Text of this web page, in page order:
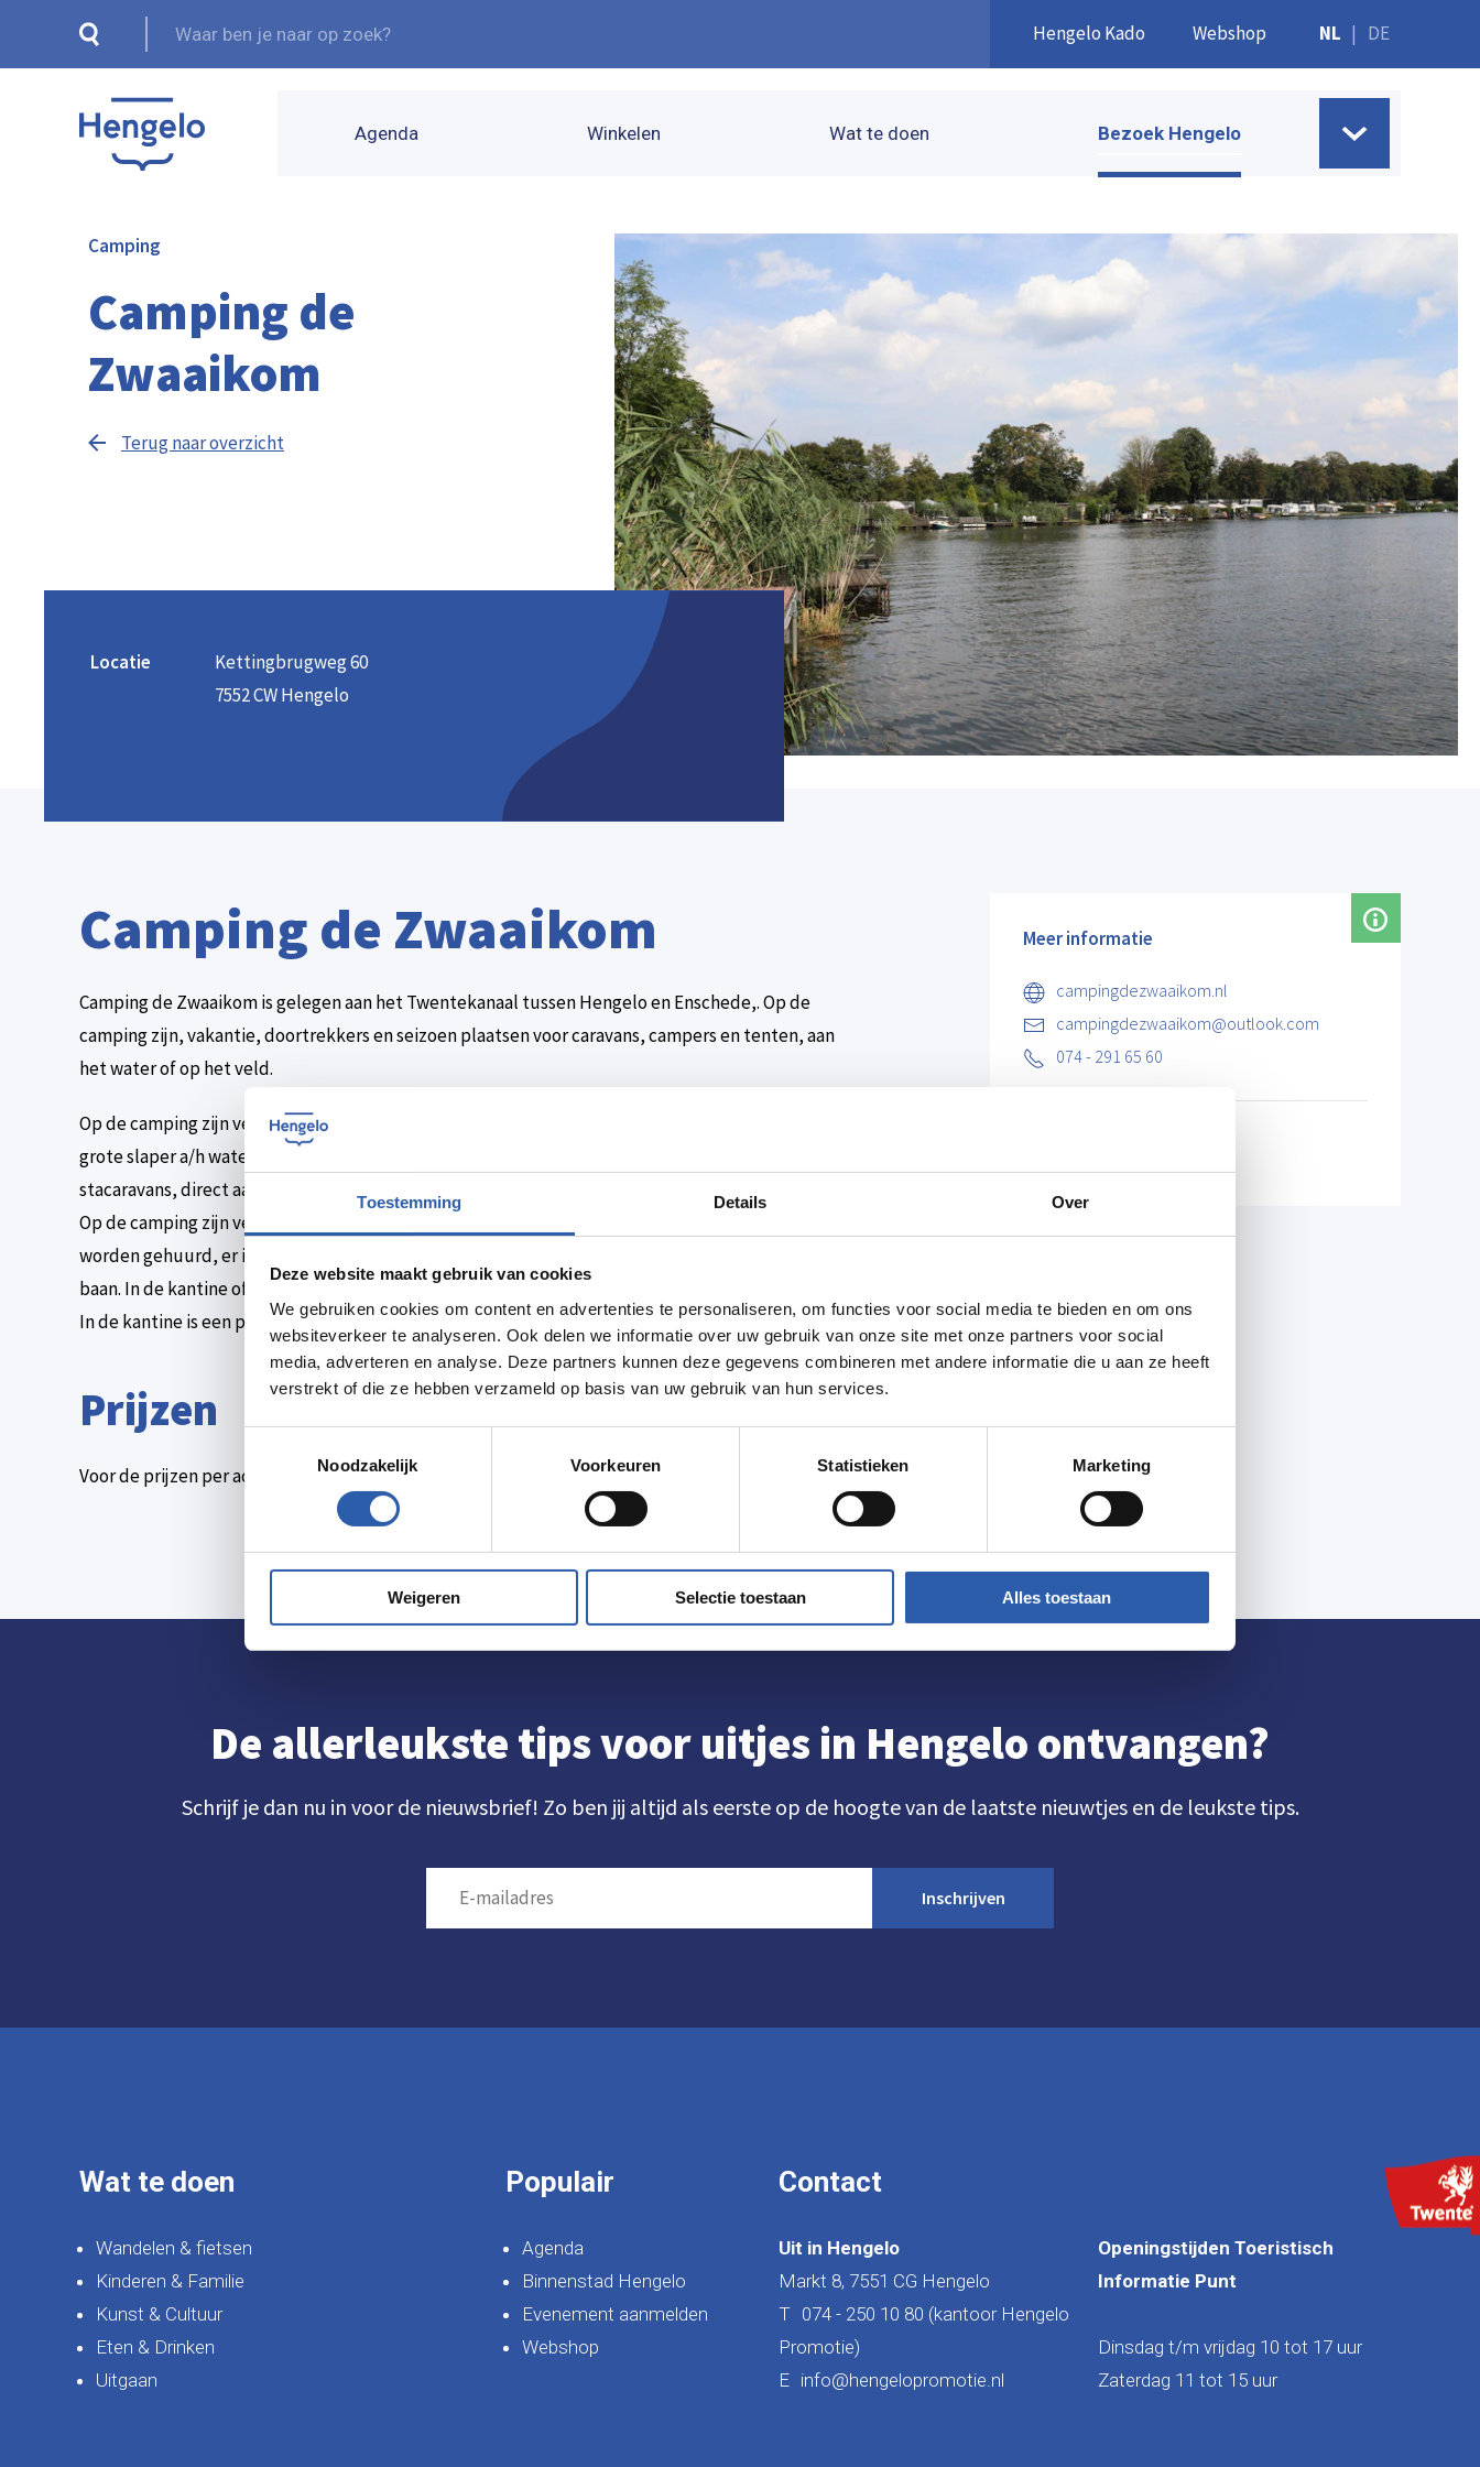
Toestemming Details Over
Deze website maakt gebruik van cookies
We gebruiken cookies om content en advertenties te personaliseren, om functies voor social media te bieden en om ons
websiteverkeer te analyseren. Ook delen we informatie over uw gebruik van onze site met onze partners voor social
media, adverteren en analyse. Deze partners kunnen deze gegevens combineren met andere informatie die u aan ze heeft
verstrekt of die ze hebben verzameld op basis van uw gebruik van hun services.
Noodzakelijk
Voorkeuren Statistieken Marketing
Weigeren Selectie toestaan Alles toestaan
Hengelo Kado Webshop NL | DE
Agenda Winkelen Wat te doen Bezoek Hengelo
Camping
Camping de
Zwaaikom
Terug naar overzicht
Locatie
Kettingbrugweg 60
7552 CW Hengelo
Camping de Zwaaikom
Camping de Zwaaikom is gelegen aan het Twentekanaal tussen Hengelo en Enschede,. Op de
camping zijn, vakantie, doortrekkers en seizoen plaatsen voor caravans, campers en tenten, aan
het water of op het veld.
Op de camping zijn verschillende verhuur accommodaties, trekkershutten, blokhut a/h water,
grote slaper a/h water, slapertjes en keetie. Op de camping zijn ook vaste staplaatsen voor
stacaravans, direct aan het water of op het veld. In/op het Twentekanaal kan men vissen en varen.
Op de camping zijn verschillende dingen te doen, er kan een Elektro Fluisterbootje of Waterfiets
worden gehuurd, er is een zwembad, speeltuin, volleybalveld, trapveldje en een jeu de boules
baan. In de kantine of op het terras kunt u terecht voor een drankje, een ijsje of een kleine snack.
In de kantine is een pooltafel, tafeltennistafel en een kleur en speelhoek.
Prijzen
Voor de prijzen per accommodatie kijk je op de website.
Meer informatie
campingdezwaaikom.nl
campingdezwaaikom@outlook.com
074 - 291 65 60
De allerleukste tips voor uitjes in Hengelo ontvangen?
Schrijf je dan nu in voor de nieuwsbrief! Zo ben jij altijd als eerste op de hoogte van de laatste nieuwtjes en de leukste tips.
Inschrijven
Wat te doen
Wandelen & fietsen
Kinderen & Familie
Kunst & Cultuur
Eten & Drinken
Uitgaan
Populair
Agenda
Binnenstad Hengelo
Evenement aanmelden
Webshop
Contact
Uit in Hengelo
Markt 8, 7551 CG Hengelo
T 074 - 250 10 80 (kantoor Hengelo
Promotie)
E info@hengelopromotie.nl
Openingstijden Toeristisch
Informatie Punt
Dinsdag t/m vrijdag 10 tot 17 uur
Zaterdag 11 tot 15 uur